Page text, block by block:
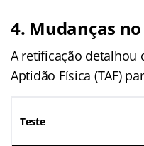
4. Mudanças
A retificação detalhou
Aptidão Física (TAF)
Teste